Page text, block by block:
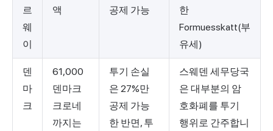
르
웨
이
액
공제 가능
한
Formuesskatt(부
유세)
덴
마
크
61,000
덴마크
크로네
까지는
투기 손실
은 27%만
공제 가능
한 반면, 투
스웨덴 세무당국
은 대부분의 암
호화폐를 투기
행위로 간주합니